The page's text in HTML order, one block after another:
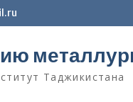
Таджикистана